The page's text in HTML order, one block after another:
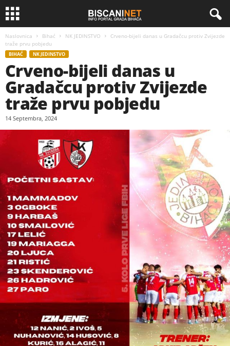
Naslovnica Bihać NK JEDINSTVO
Crveno-bijeli danas u Gradačcu protiv Zvijezde
traže prvu pobjedu
BIHAĆ NK JEDINSTVO
Crveno-bijeli danas u
Gradačcu protiv Zvijezde
traže prvu pobjedu
14 Septembra, 2024